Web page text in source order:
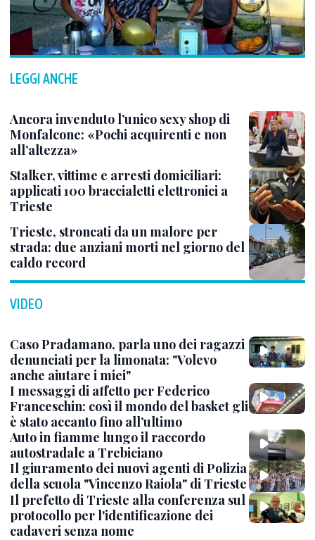
LEGGI ANCHE
Ancora invenduto l’unico sexy shop di
Monfalcone: «Pochi acquirenti e non
all’altezza»
Stalker, vittime e arresti domiciliari:
applicati 100 braccialetti elettronici a
Trieste
Trieste, stroncati da un malore per
strada: due anziani morti nel giorno del
caldo record
VIDEO
Caso Pradamano, parla uno dei ragazzi
denunciati per la limonata: "Volevo
anche aiutare i miei"
I messaggi di affetto per Federico
Franceschin: così il mondo del basket gli
è stato accanto fino all’ultimo
Auto in fiamme lungo il raccordo
autostradale a Trebiciano
Il giuramento dei nuovi agenti di Polizia
della scuola "Vincenzo Raiola" di Trieste
Il prefetto di Trieste alla conferenza sul
protocollo per l'identificazione dei
cadaveri senza nome